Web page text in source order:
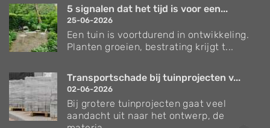
5 signalen dat het tijd is voor een...
25-06-2026
Een tuin is voortdurend in ontwikkeling.
Planten groeien, bestrating krijgt t...
Transportschade bij tuinprojecten v...
02-06-2026
Bij grotere tuinprojecten gaat veel
aandacht uit naar het ontwerp, de